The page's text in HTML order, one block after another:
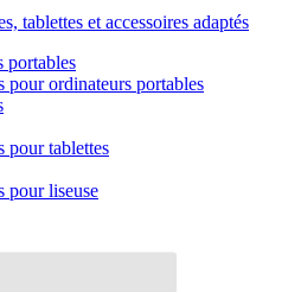
tablettes et accessoires adaptés
portables
pour ordinateurs portables
pour tablettes
pour liseuse